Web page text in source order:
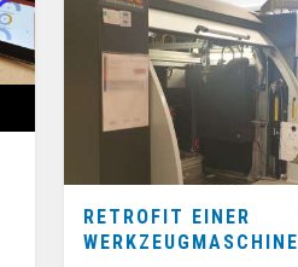
RETROFIT EINER
WERKZEUGMASCHINE